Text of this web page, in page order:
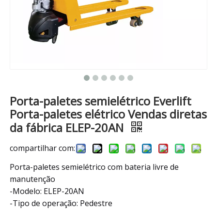
Porta-paletes semielétrico Everlift
Porta-paletes elétrico Vendas diretas
da fábrica ELEP-20AN
compartilhar com:
Porta-paletes semielétrico com bateria livre de
manutenção
-Modelo: ELEP-20AN
-Tipo de operação: Pedestre